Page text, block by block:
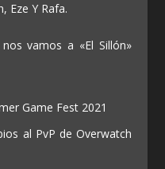
Eze Y Rafa.
vamos a «El Sillón»
Game Fest 2021
al PvP de Overwatch